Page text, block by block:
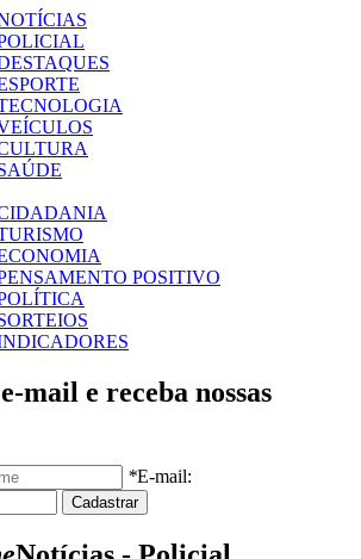
POSITIVO
mail e receba nossas
*E-mail: